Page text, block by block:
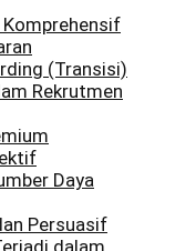
Komprehensif
(Transisi)
Rekrutmen
Daya
Persuasif